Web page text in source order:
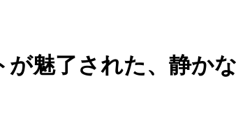
が魅了された、静かな